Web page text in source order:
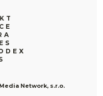
Network, s.r.o.